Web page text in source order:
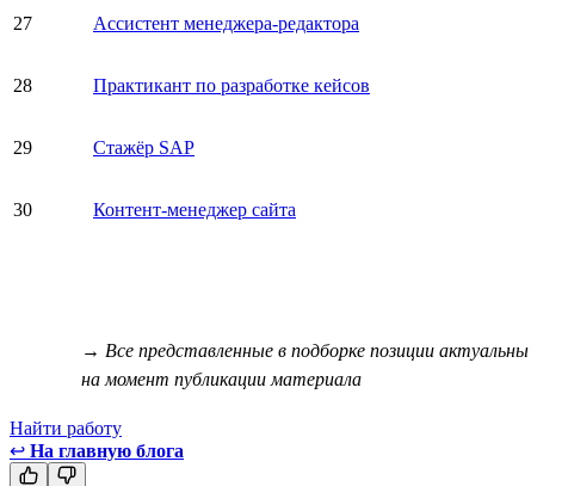
27 Ассистент менеджера-редактора
28 Практикант по разработке кейсов
29 Стажёр SAP
30 Контент-менеджер сайта
→ Все представленные в подборке позиции актуальны
на момент публикации материала
Найти работу
↩ На главную блога